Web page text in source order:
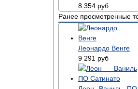
8 354 руб
Ранее просмотренные
Леонардо Венге
9 291 руб